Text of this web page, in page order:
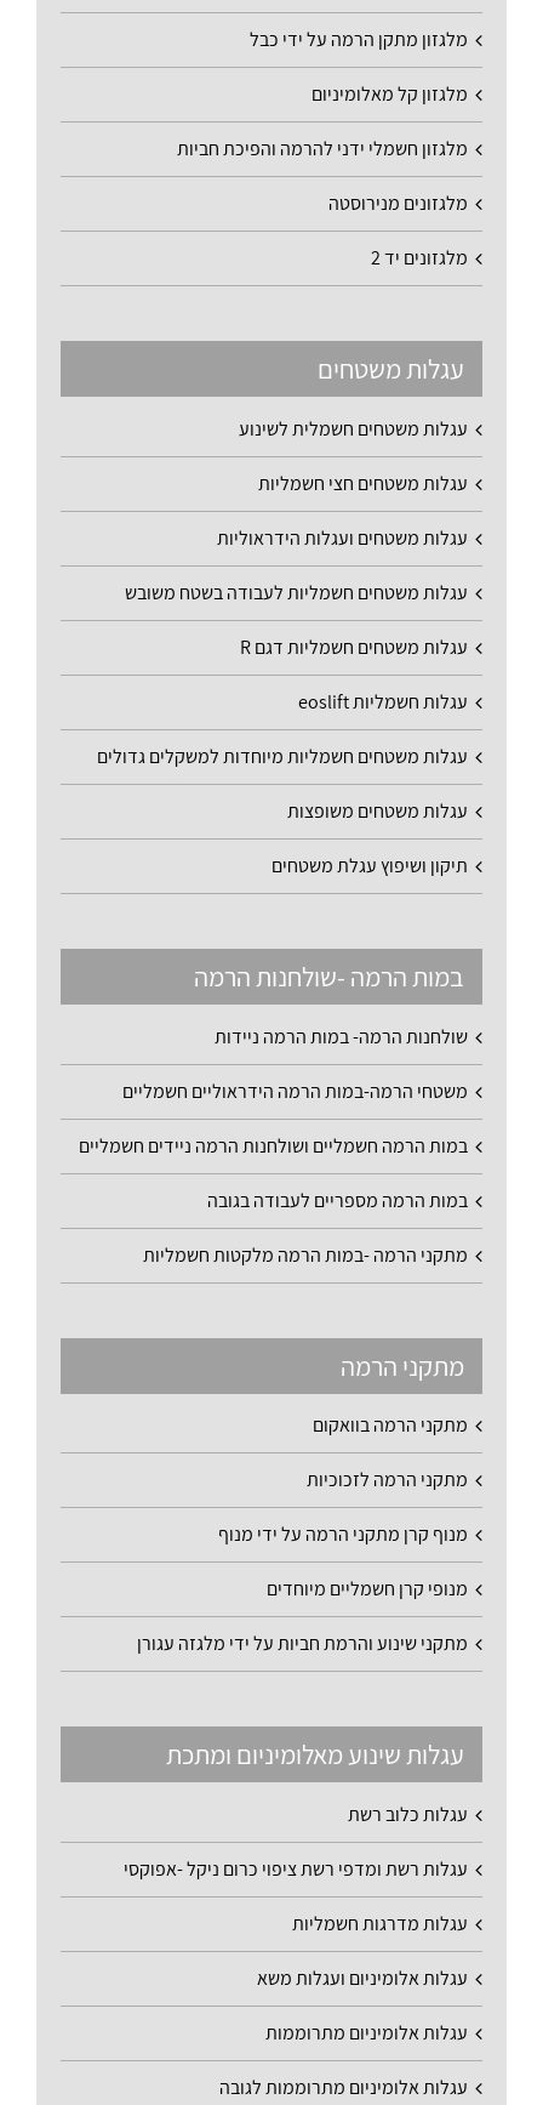
מלגזון מתקן הרמה על ידי כבל
מלגזון קל מאלומיניום
מלגזון חשמלי ידני להרמה והפיכת חביות
מלגזונים מנירוסטה
מלגזונים יד 2
עגלות משטחים
עגלות משטחים חשמלית לשינוע
עגלות משטחים חצי חשמליות
עגלות משטחים ועגלות הידראוליות
עגלות משטחים חשמליות לעבודה בשטח משובש
עגלות משטחים חשמליות דגם R
עגלות חשמליות eoslift
עגלות משטחים חשמליות מיוחדות למשקלים גדולים
עגלות משטחים משופצות
תיקון ושיפוץ עגלת משטחים
במות הרמה -שולחנות הרמה
שולחנות הרמה- במות הרמה ניידות
משטחי הרמה-במות הרמה הידראוליים חשמליים
במות הרמה חשמליים ושולחנות הרמה ניידים חשמליים
במות הרמה מספריים לעבודה בגובה
מתקני הרמה -במות הרמה מלקטות חשמליות
מתקני הרמה
מתקני הרמה בוואקום
מתקני הרמה לזכוכיות
מנוף קרן מתקני הרמה על ידי מנוף
מנופי קרן חשמליים מיוחדים
מתקני שינוע והרמת חביות על ידי מלגזה עגורן
עגלות שינוע מאלומיניום ומתכת
עגלות כלוב רשת
עגלות רשת ומדפי רשת ציפוי כרום ניקל -אפוקסי
עגלות מדרגות חשמליות
עגלות אלומיניום ועגלות משא
עגלות אלומיניום מתרוממות
עגלות אלומיניום מתרוממות לגובה